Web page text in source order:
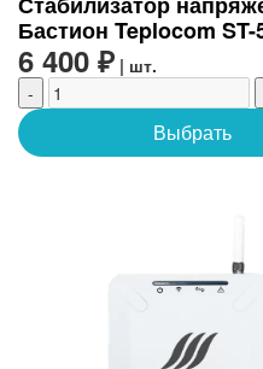
Бастион Teplocom ST-
6 400 ₽ | шт.
-
Выбрать